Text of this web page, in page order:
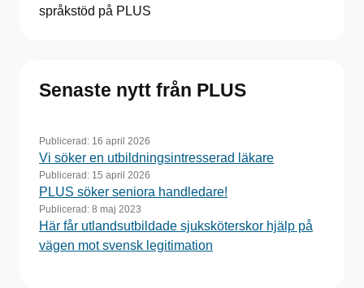
språkstöd på PLUS
Senaste nytt från PLUS
Publicerad: 16 april 2026
Vi söker en utbildningsintresserad läkare
Publicerad: 15 april 2026
PLUS söker seniora handledare!
Publicerad: 8 maj 2023
Här får utlandsutbildade sjuksköterskor hjälp på
vägen mot svensk legitimation